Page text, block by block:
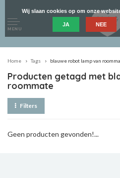
MENU
Home Tags blauwe robot lamp van
Producten getagd met
roommate
Filters
Geen producten gevonden!...
Wij slaan cookies op om onze
JA NEE